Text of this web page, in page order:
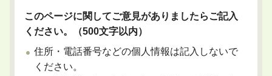
このページに関してご意見がありましたらご記入
ください。（500文字以内）
住所・電話番号などの個人情報は記入しないで
ください。